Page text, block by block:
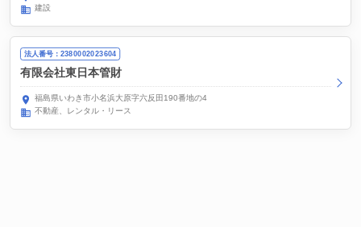
建設
法人番号：2380002023604
有限会社東日本管財
福島県いわき市小名浜大原字六反田190番地の4
不動産、レンタル・リース